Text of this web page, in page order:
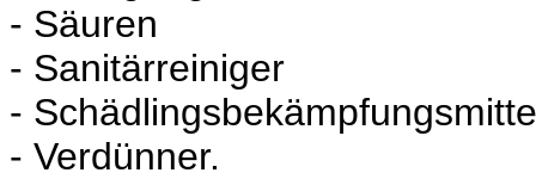
- Säuren
- Sanitärreiniger
-
- Verdünner.